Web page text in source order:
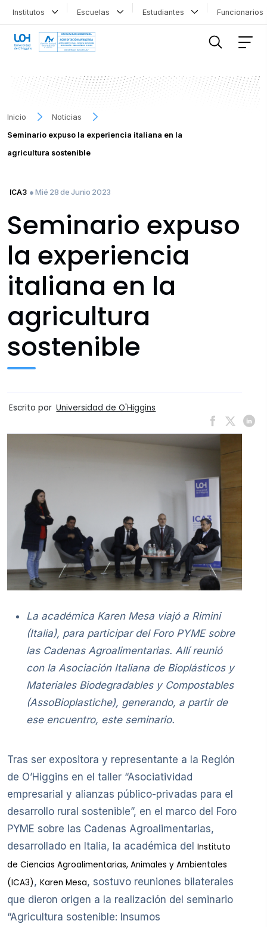
Institutos Escuelas Estudiantes
Inicio
Noticias
Seminario expuso la experiencia italiana en la
agricultura sostenible
ICA3 ● Mié 28 de Junio 2023
Seminario expuso
la experiencia
italiana en la
agricultura
sostenible
Escrito por Universidad de O'Higgins
La académica Karen Mesa viajó a Rimini
(Italia), para participar del Foro PYME sobre
las Cadenas Agroalimentarias. Allí reunió
con la Asociación Italiana de Bioplásticos y
Materiales Biodegradables y Compostables
(AssoBioplastiche), generando, a partir de
ese encuentro, este seminario.
Tras ser expositora y representante a la Región
de O’Higgins en el taller “Asociatividad
empresarial y alianzas público-privadas para el
desarrollo rural sostenible”, en el marco del Foro
PYME sobre las Cadenas Agroalimentarias,
desarrollado en Italia, la académica del Instituto
de Ciencias Agroalimentarias, Animales y Ambientales
(ICA3), Karen Mesa, sostuvo reuniones bilaterales
que dieron origen a la realización del seminario
“Agricultura sostenible: Insumos